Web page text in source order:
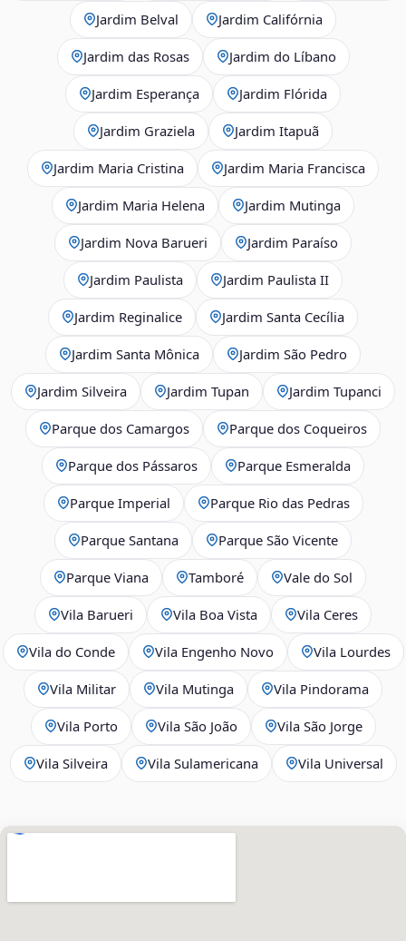
Jardim Belval Jardim Califórnia
Jardim das Rosas Jardim do Líbano
Jardim Esperança Jardim Flórida
Jardim Graziela Jardim Itapuã
Jardim Maria Cristina Jardim Maria Francisca
Jardim Maria Helena Jardim Mutinga
Jardim Nova Barueri Jardim Paraíso
Jardim Paulista Jardim Paulista II
Jardim Reginalice Jardim Santa Cecília
Jardim Santa Mônica Jardim São Pedro
Jardim Silveira Jardim Tupan Jardim Tupanci
Parque dos Camargos Parque dos Coqueiros
Parque dos Pássaros Parque Esmeralda
Parque Imperial Parque Rio das Pedras
Parque Santana Parque São Vicente
Parque Viana Tamboré Vale do Sol
Vila Barueri Vila Boa Vista Vila Ceres
Vila do Conde Vila Engenho Novo Vila Lourdes
Vila Militar Vila Mutinga Vila Pindorama
Vila Porto Vila São João Vila São Jorge
Vila Silveira Vila Sulamericana Vila Universal